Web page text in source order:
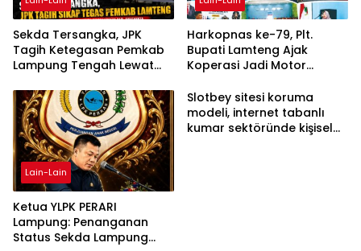
Sekda Tersangka, JPK
Tagih Ketegasan Pemkab
Lampung Tengah Lewat
Harkopnas ke-79, Plt.
Bupati Lamteng Ajak
Koperasi Jadi Motor
Lain-Lain
Ketua YLPK PERARI
Lampung: Penanganan
Status Sekda Lampung
Slotbey sitesi koruma
modeli, internet tabanlı
kumar sektöründe kişisel